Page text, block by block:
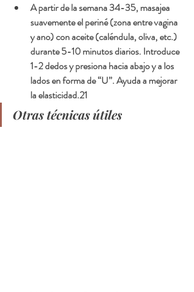
A partir de la semana 34-35, masajea
suavemente el periné (zona entre vagina
y ano) con aceite (caléndula, oliva, etc.)
durante 5-10 minutos diarios. Introduce
1-2 dedos y presiona hacia abajo y a los
lados en forma de “U”. Ayuda a mejorar
la elasticidad.21
Otras técnicas útiles